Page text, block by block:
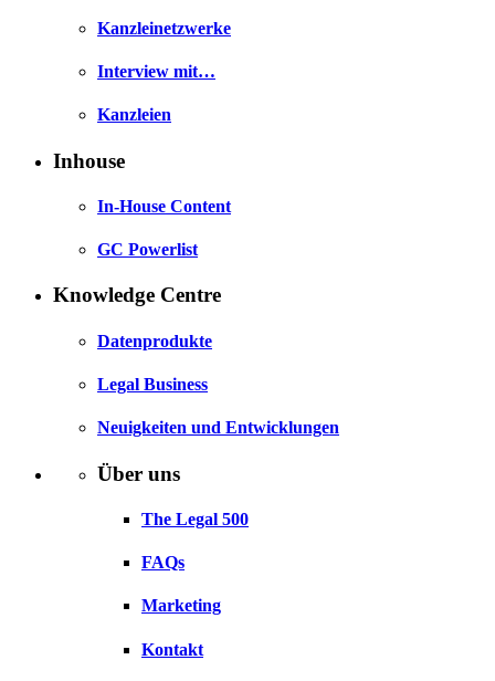
Kanzleinetzwerke
Interview mit…
Kanzleien
Inhouse
In-House Content
GC Powerlist
Knowledge Centre
Datenprodukte
Legal Business
Neuigkeiten und Entwicklungen
Über uns
The Legal 500
FAQs
Marketing
Kontakt